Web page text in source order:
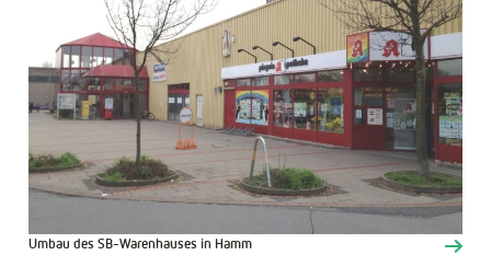
Umbau des SB-Warenhauses in Hamm